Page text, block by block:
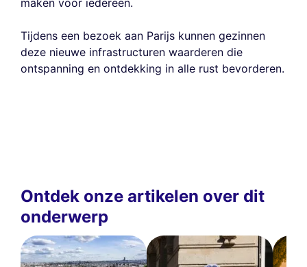
Tijdens een bezoek aan Parijs kunnen gezinnen
deze nieuwe infrastructuren waarderen die
ontspanning en ontdekking in alle rust bevorderen.
Ontdek onze artikelen over dit
onderwerp